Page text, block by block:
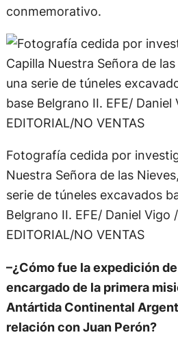
conmemorativo.
Fotografía cedida por
Nuestra Señora de las
serie de túneles excavados
Belgrano II. EFE/ Daniel Vigo
EDITORIAL/NO VENTAS
–¿Cómo fue la expedición
encargado de la primera
Antártida Continental
relación con Juan Perón?